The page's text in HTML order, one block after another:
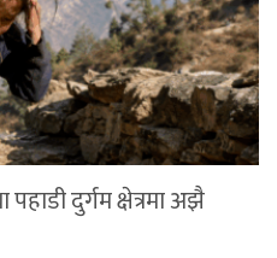
दुर्गम क्षेत्रमा अझै